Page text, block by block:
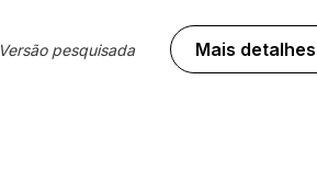
Versão pesquisada Mais detalhes